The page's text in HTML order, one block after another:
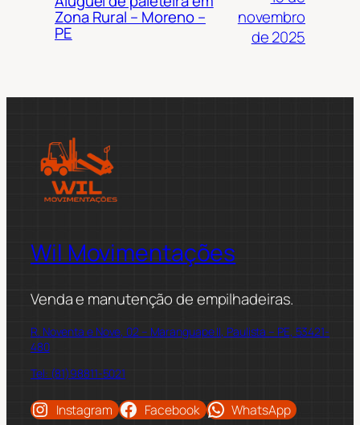
Zona Rural – Moreno –
PE
novembro
de 2025
Wil Movimentações
Venda e manutenção de empilhadeiras.
R. Noventa e Nove, 02 – Maranguape II, Paulista – PE, 53421-
480
Tel: (81)98811-5021
Instagram Facebook WhatsApp